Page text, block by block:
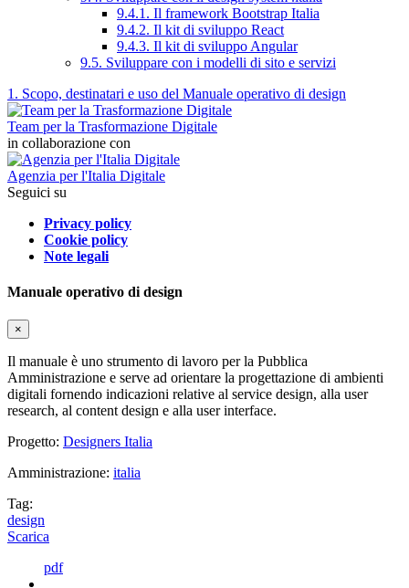
9.4.1. Il framework Bootstrap Italia
9.4.2. Il kit di sviluppo React
9.4.3. Il kit di sviluppo Angular
9.5. Sviluppare con i modelli di sito e servizi
1. Scopo, destinatari e uso del Manuale operativo di design
Team per la Trasformazione Digitale
in collaborazione con
Agenzia per l'Italia Digitale
Seguici su
Privacy policy
Cookie policy
Note legali
Manuale operativo di design
×
Il manuale è uno strumento di lavoro per la Pubblica
Amministrazione e serve ad orientare la progettazione di ambienti
digitali fornendo indicazioni relative al service design, alla user
research, al content design e alla user interface.
Progetto: Designers Italia
Amministrazione: italia
Tag:
design
Scarica
pdf